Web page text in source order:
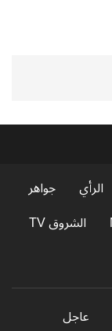
الرأي
جواهر
الشروق TV
عاجل